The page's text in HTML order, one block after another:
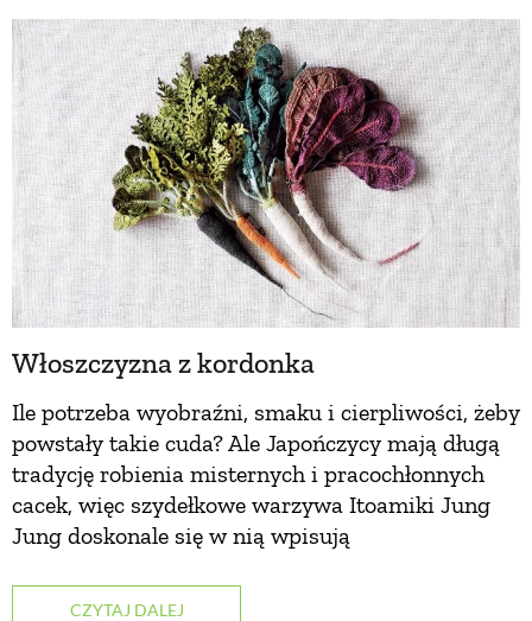
Włoszczyzna z kordonka
Ile potrzeba wyobraźni, smaku i cierpliwości, żeby
powstały takie cuda? Ale Japończycy mają długą
tradycję robienia misternych i pracochłonnych
cacek, więc szydełkowe warzywa Itoamiki Jung
Jung doskonale się w nią wpisują
CZYTAJ DALEJ
BUDUJEMY DOM
OGRÓD
WARZYWA I OWOCE
ROŚLINY OGRODOWE
PORADY
ZIELEŃ W DOMU
PROJEKTOWANIE OGRODU